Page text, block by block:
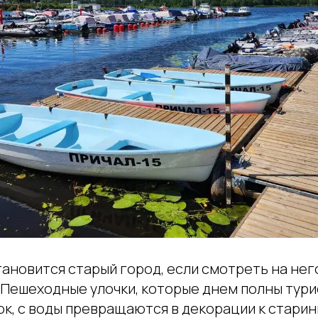
старый город, если смотреть на
улочки, которые днем полны
с воды превращаются в декорации к